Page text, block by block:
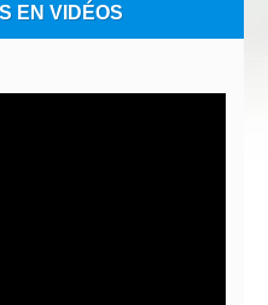
EN VIDÉOS